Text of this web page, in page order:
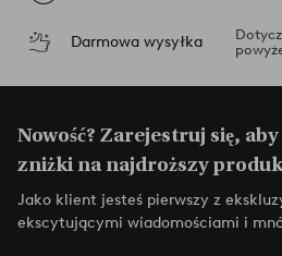
Darmowa wysyłka
Nowość? Zarejestruj się,
zniżki na najdroższy
Jako klient jesteś pierwszy z
ekscytującymi wiadomościami i